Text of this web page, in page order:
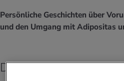
& Intoleranzen
THEMEN IM BEREICH BEWEGUNG
THEMEN IM BEREICH
Wissen
Angebote
Persönliche Geschichten über
und den Umgang mit Adipositas
Die Geschichte von